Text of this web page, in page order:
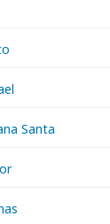
Santa